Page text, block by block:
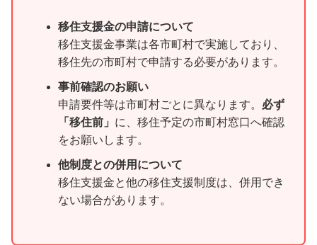
移住支援金の申請について
移住支援金事業は各市町村で実施しており、
移住先の市町村で申請する必要があります。
事前確認のお願い
申請要件等は市町村ごとに異なります。 必ず
「移住前」 に、移住予定の市町村窓口へ確認
をお願いします。
他制度との併用について
移住支援金と他の移住支援制度は、併用でき
ない場合があります。